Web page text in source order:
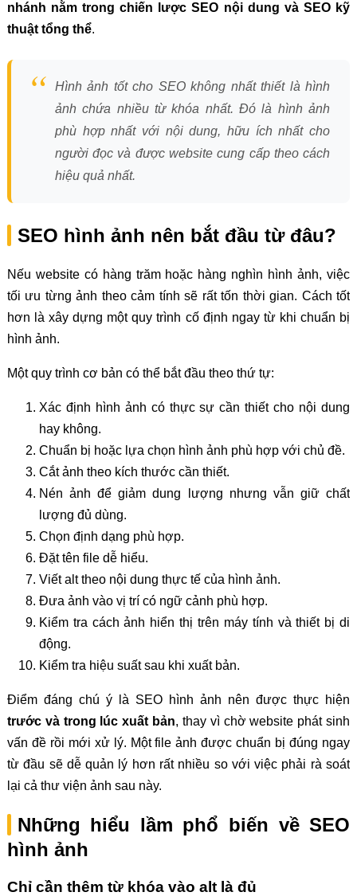
nhánh nằm trong chiến lược SEO nội dung và SEO kỹ
thuật tổng thể.
Hình ảnh tốt cho SEO không nhất thiết là hình
ảnh chứa nhiều từ khóa nhất. Đó là hình ảnh
phù hợp nhất với nội dung, hữu ích nhất cho
người đọc và được website cung cấp theo cách
hiệu quả nhất.
SEO hình ảnh nên bắt đầu từ đâu?
Nếu website có hàng trăm hoặc hàng nghìn hình ảnh, việc
tối ưu từng ảnh theo cảm tính sẽ rất tốn thời gian. Cách tốt
hơn là xây dựng một quy trình cố định ngay từ khi chuẩn bị
hình ảnh.
Một quy trình cơ bản có thể bắt đầu theo thứ tự:
Xác định hình ảnh có thực sự cần thiết cho nội dung
hay không.
Chuẩn bị hoặc lựa chọn hình ảnh phù hợp với chủ đề.
Cắt ảnh theo kích thước cần thiết.
Nén ảnh để giảm dung lượng nhưng vẫn giữ chất
lượng đủ dùng.
Chọn định dạng phù hợp.
Đặt tên file dễ hiểu.
Viết alt theo nội dung thực tế của hình ảnh.
Đưa ảnh vào vị trí có ngữ cảnh phù hợp.
Kiểm tra cách ảnh hiển thị trên máy tính và thiết bị di
động.
Kiểm tra hiệu suất sau khi xuất bản.
Điểm đáng chú ý là SEO hình ảnh nên được thực hiện
trước và trong lúc xuất bản, thay vì chờ website phát sinh
vấn đề rồi mới xử lý. Một file ảnh được chuẩn bị đúng ngay
từ đầu sẽ dễ quản lý hơn rất nhiều so với việc phải rà soát
lại cả thư viện ảnh sau này.
Những hiểu lầm phổ biến về SEO
hình ảnh
Chỉ cần thêm từ khóa vào alt là đủ